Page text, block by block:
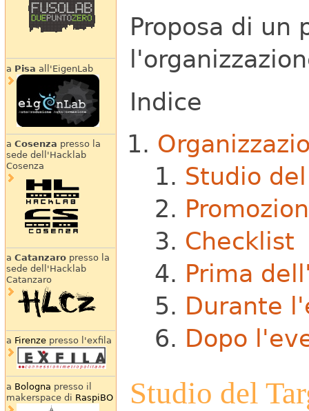
a Pisa all'EigenLab
a Cosenza presso la
sede dell'Hacklab
Cosenza
a Catanzaropresso la
sede dell'Hacklab
Catanzaro
a Firenzepresso l'exfila
a Bologna presso il
makerspace di RaspiBO
Proposa di un
Indice
Studio
Checklist
Prima
Durante
Dopo
Studio del